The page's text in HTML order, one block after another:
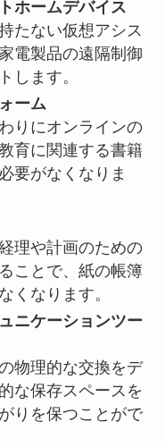
ホームデバイス
たない仮想アシス
電製品の遠隔制御
します。
ーム
りにオンラインの
育に関連する書籍
要がなくなりま
理や計画のための
ことで、紙の帳簿
くなります。
ニケーションツー
物理的な交換をデ
な保存スペースを
りを保つことがで